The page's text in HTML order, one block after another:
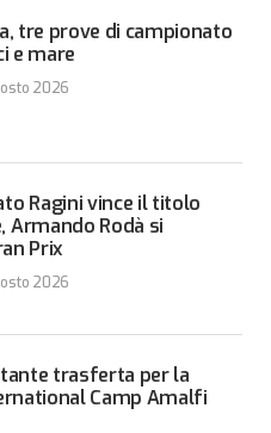
tre prove di campionato
e mare
2026
Ragini vince il titolo
Armando Rodà si
Prix
2026
trasferta per la
Camp Amalfi